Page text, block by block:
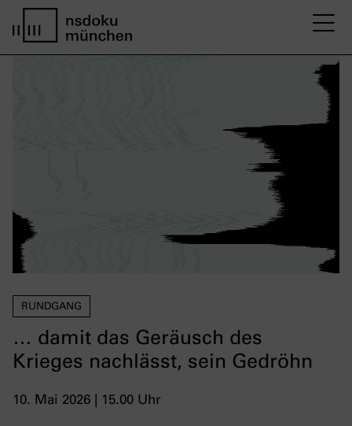
RUNDGANG
… damit das Geräusch des
Krieges nachlässt, sein Gedröhn
10. Mai 2026 | 15.00 Uhr